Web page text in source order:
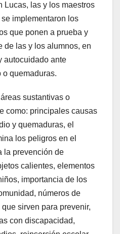
Lucas, las y los maestros
implementaron los
que ponen a prueba y
de las y los alumnos, en
autocuidado ante
quemaduras.
sustantivas o
como: principales causas
y quemaduras, el
los peligros en el
la prevención de
calientes, elementos
importancia de los
números de
sirven para prevenir,
con discapacidad,